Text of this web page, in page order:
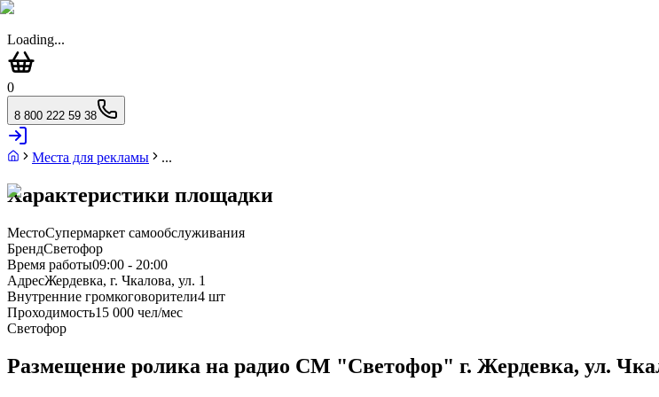
Loading...
0
8 800 222 59 38
Места для рекламы ...
Характеристики площадки
МестоСупермаркет самообслуживания
БрендСветофор
Время работы09:00 - 20:00
АдресЖердевка, г. Чкалова, ул. 1
Внутренние громкоговорители4 шт
Проходимость15 000 чел/мес
Светофор
Размещение ролика на радио СМ "Светофор" г. Жердевка, ул.